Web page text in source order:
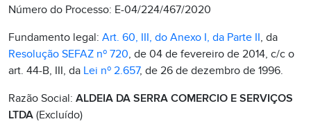
Número do Processo: E-04/224/467/2020
Fundamento legal: Art. 60, III, do Anexo I, da Parte II, da
Resolução SEFAZ nº 720, de 04 de fevereiro de 2014, c/c o
art. 44-B, III, da Lei nº 2.657, de 26 de dezembro de 1996.
Razão Social: ALDEIA DA SERRA COMERCIO E SERVIÇOS
LTDA (Excluído)